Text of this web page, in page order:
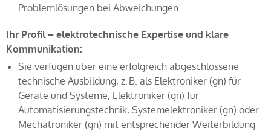
Problemlösungen bei Abweichungen
Ihr Profil – elektrotechnische Expertise und klare
Kommunikation:
Sie verfügen über eine erfolgreich abgeschlossene
technische Ausbildung, z. B. als Elektroniker (gn) für
Geräte und Systeme, Elektroniker (gn) für
Automatisierungstechnik, Systemelektroniker (gn) oder
Mechatroniker (gn) mit entsprechender Weiterbildung